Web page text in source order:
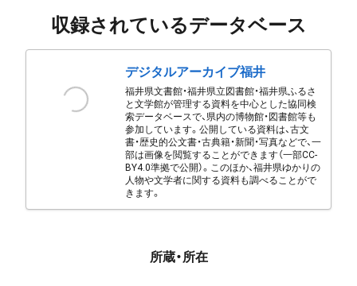
収録されているデータベース
デジタルアーカイブ福井
福井県文書館・福井県立図書館・福井県ふるさ
と文学館が管理する資料を中心とした協同検
索データベースで、県内の博物館・図書館等も
参加しています。公開している資料は、古文
書・歴史的公文書・古典籍・新聞・写真などで、一
部は画像を閲覧することができます（一部CC-
BY4.0準拠で公開）。このほか、福井県ゆかりの
人物や文学者に関する資料も調べることがで
きます。
所蔵・所在